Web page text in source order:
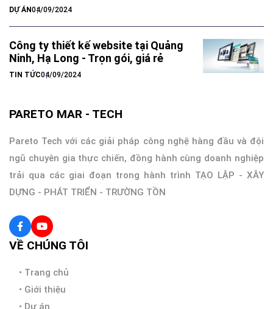
DỰ ÁN04/09/2024
Công ty thiết kế website tại Quảng
Ninh, Hạ Long - Trọn gói, giá rẻ
TIN TỨC04/09/2024
PARETO MAR - TECH
Pareto Tech với các giải pháp công nghệ hàng đầu và đội
ngũ chuyên gia thực chiến, đồng hành cùng doanh nghiệp
trải qua các giai đoạn trong hành trình TẠO LẬP - XÂY
DỰNG - PHÁT TRIỂN - TRƯỜNG TỒN
VỀ CHÚNG TÔI
• Trang chủ
• Giới thiệu
• Dự án